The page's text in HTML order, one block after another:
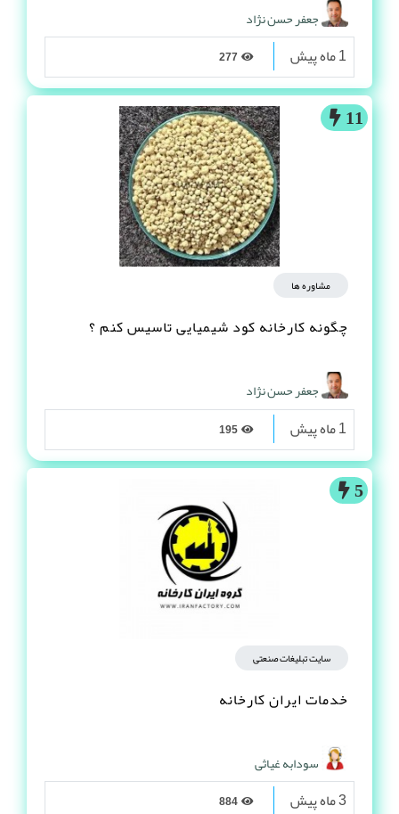
جعفر حسن نژاد
1 ماه پیش
11
مشاوره ها
چگونه کارخانه کود شیمیایی تاسیس کنم ؟
جعفر حسن نژاد
1 ماه پیش
5
سایت تبلیغات صنعتی
خدمات ایران کارخانه
سودابه غیاثی
3 ماه پیش